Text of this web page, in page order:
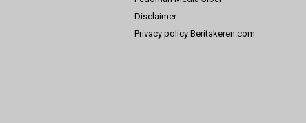
Disclaimer
Privacy policy Beritakeren.com